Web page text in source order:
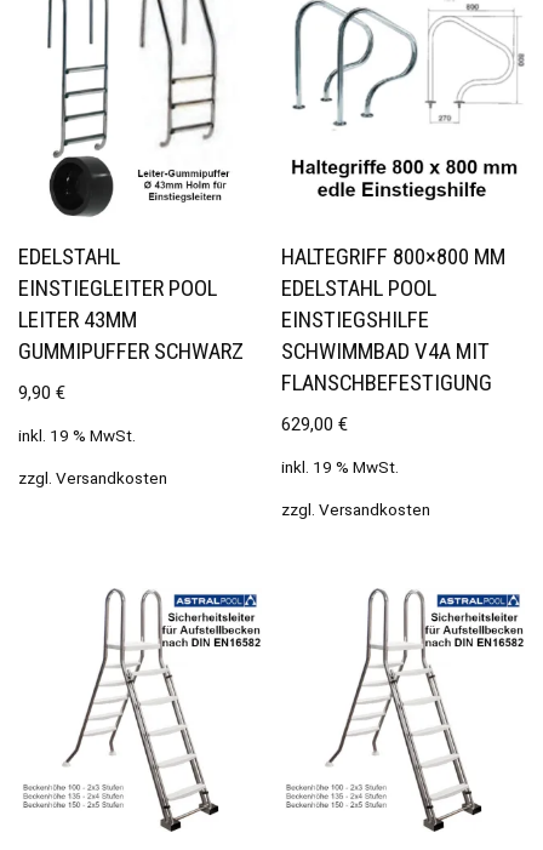
EDELSTAHL
EINSTIEGLEITER POOL
LEITER 43MM
GUMMIPUFFER SCHWARZ
9,90 €
inkl. 19 % MwSt.
zzgl. Versandkosten
HALTEGRIFF 800×800 MM
EDELSTAHL POOL
EINSTIEGSHILFE
SCHWIMMBAD V4A MIT
FLANSCHBEFESTIGUNG
629,00€
inkl. 19 % MwSt.
zzgl.Versandkosten